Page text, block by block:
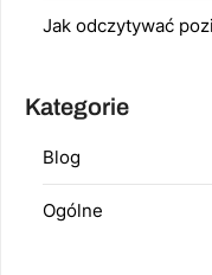
Jak odczytywać
Kategorie
Blog
Ogólne